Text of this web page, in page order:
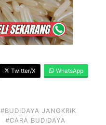
Twitter/X WhatsApp
#BUDIDAYA JANGKRIK
#CARA BUDIDAYA